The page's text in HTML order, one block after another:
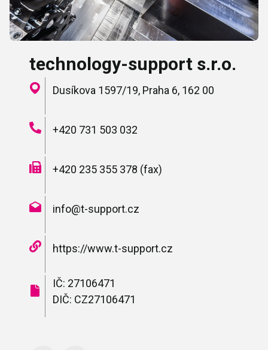
technology-support s.r.o.
Dusíkova 1597/19, Praha 6, 162 00
+420 731 503 032
+420 235 355 378 (fax)
info@t-support.cz
https://www.t-support.cz
IČ: 27106471
DIČ: CZ27106471